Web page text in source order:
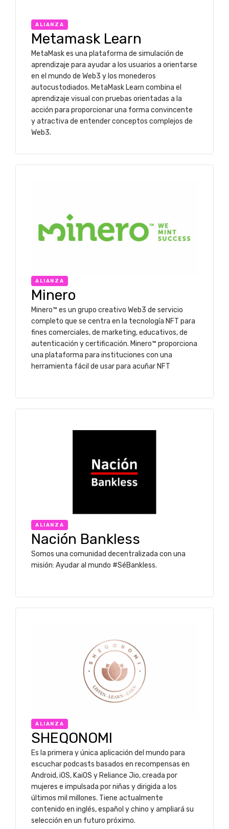
ALIANZA
Metamask Learn
MetaMask es una plataforma de simulación de
aprendizaje para ayudar a los usuarios a orientarse
en el mundo de Web3 y los monederos
autocustodiados. MetaMask Learn combina el
aprendizaje visual con pruebas orientadas a la
acción para proporcionar una forma convincente
y atractiva de entender conceptos complejos de
Web3.
ALIANZA
Minero
Minero™ es un grupo creativo Web3 de servicio
completo que se centra en la tecnología NFT para
fines comerciales, de marketing, educativos, de
autenticación y certificación. Minero™ proporciona
una plataforma para instituciones con una
herramienta fácil de usar para acuñar NFT
ALIANZA
Nación Bankless
Somos una comunidad decentralizada con una
misión: Ayudar al mundo #SéBankless.
ALIANZA
SHEQONOMI
Es la primera y única aplicación del mundo para
escuchar podcasts basados en recompensas en
Android, iOS, KaiOS y Reliance Jio, creada por
mujeres e impulsada por niñas y dirigida a los
últimos mil millones. Tiene actualmente
contenido en inglés, español y chino y ampliará su
selección en un futuro próximo.